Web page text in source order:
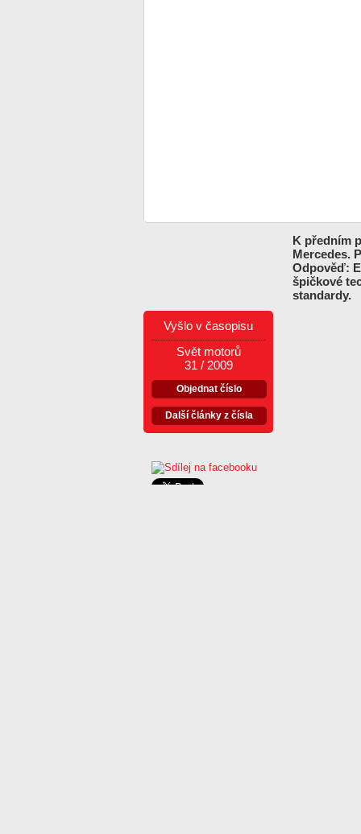
K předním
Mercedes.
Odpověď:
špičkové
standardy.
Vyšlo v časopisu
Svět motorů
31 / 2009
Objednat číslo
Další články z čísla